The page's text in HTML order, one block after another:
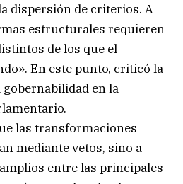
dispersión de criterios. A
estructurales requieren
de los que el
En este punto, criticó la
gobernabilidad en la
las transformaciones
mediante vetos, sino a
entre las principales